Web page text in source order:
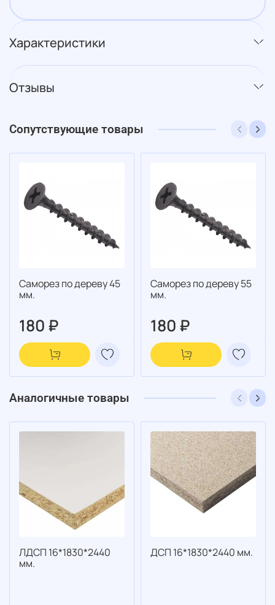
Характеристики
Отзывы
Сопутствующие товары
Саморез по дереву 45
мм.
180 ₽
Саморез по дереву 55
мм.
180 ₽
Аналогичные товары
ЛДСП 16*1830*2440
мм.
ДСП 16*1830*2440 мм.